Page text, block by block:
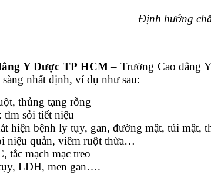
Định hướng
Y Dược TP HCM– Trường Cao đẳng
nhất định, ví dụ như sau:
thủng tạng rỗng
tìm sỏi tiết niệu
hiện bệnh ly tụy, gan, đường mật, túi
niệu quản, viêm ruột thừa…
tắc mạch mạc treo
LDH, men gan….